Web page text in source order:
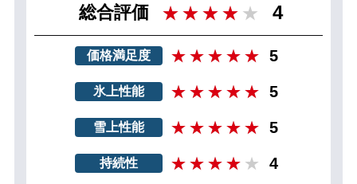
総合評価 4
価格満足度 5
氷上性能 5
雪上性能 5
持続性 4